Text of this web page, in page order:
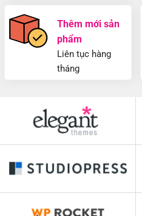
Thêm mới sản
phẩm
Liên tục hàng
tháng